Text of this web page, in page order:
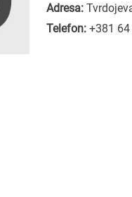
Adresa:
Telefon: +381